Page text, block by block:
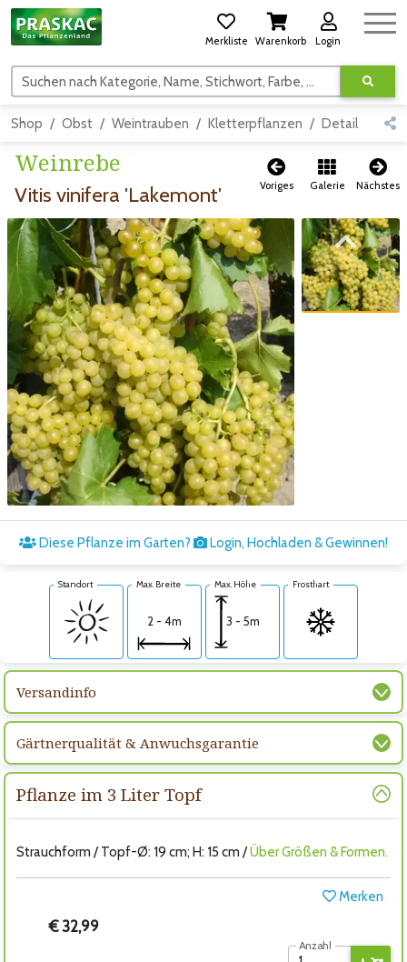
Merkliste Warenkorb Login
Suchen nach Kategorie, Name, Stichwort, Farbe, usw.
Shop Obst Weintrauben Kletterpflanzen Detail
Weinrebe
Vitis vinifera 'Lakemont' Voriges Galerie Nächstes
Zum vorigen Bild
Zum nächsten Bild
Diese Pflanze im Garten? Login, Hochladen & Gewinnen!
Standort Max. Breite
2 - 4m
Max. Höhe
3 - 5m
Frosthart
Versandinfo
Gärtnerqualität & Anwuchsgarantie
Pflanze im 3 Liter Topf
Strauchform / Topf-Ø: 19 cm; H: 15 cm /Über Größen & Formen.
Merken
€ 32,99
Anzahl